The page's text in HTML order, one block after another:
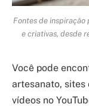
Fontes de
e criativas, desde
Você pode
artesanato, sites
vídeos no